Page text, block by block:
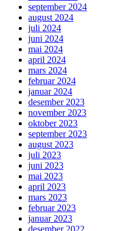
september 2024
august 2024
juli 2024
juni 2024
mai 2024
april 2024
mars 2024
februar 2024
januar 2024
desember 2023
november 2023
oktober 2023
september 2023
august 2023
juli 2023
juni 2023
mai 2023
april 2023
mars 2023
februar 2023
januar 2023